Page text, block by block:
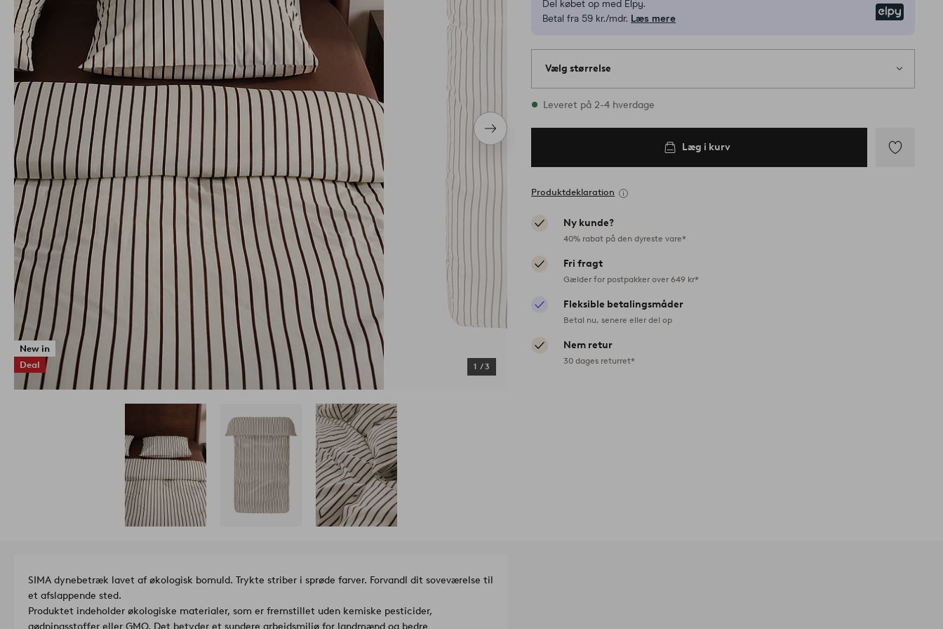
Næste
produkt
New in
Deal
1 /3
Del købet op med Elpy.
Betal fra 59 kr./mdr. Læs mere
Vælg størrelse
1 størrelser er på lager
Leveret på 2-4 hverdage
Læg i kurv
Produktdeklaration
Ny kunde?
40% rabat på den dyreste vare*
Fri fragt
Gælder for postpakker over 649 kr*
Fleksible betalingsmåder
Betal nu, senere eller del op
Nem retur
30 dages returret*
SIMA dynebetræk lavet af økologisk bomuld. Trykte striber i sprøde farver. Forvandl dit soveværelse til
et afslappende sted.
Produktet indeholder økologiske materialer, som er fremstillet uden kemiske pesticider,
gødningsstoffer eller GMO. Det betyder et sundere arbejdsmiljø for landmænd og bedre